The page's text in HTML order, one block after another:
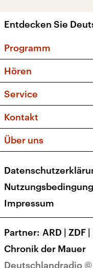
Entdecken Sie
Programm
Sendungen
Musikliste
Kakadu – Das
Hören
Frequenzen
Service
FAQ
Apps
Newsletter
Kontakt
Social Media
Über uns
Presse
Karriere
Transparenz
Deutschlandradio
Impressum
Partner ARD | ZDF |
Chronik der Mauer